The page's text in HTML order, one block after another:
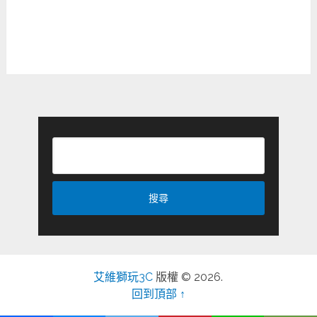
艾維獅玩3C 版權 © 2026.
回到頂部 ↑